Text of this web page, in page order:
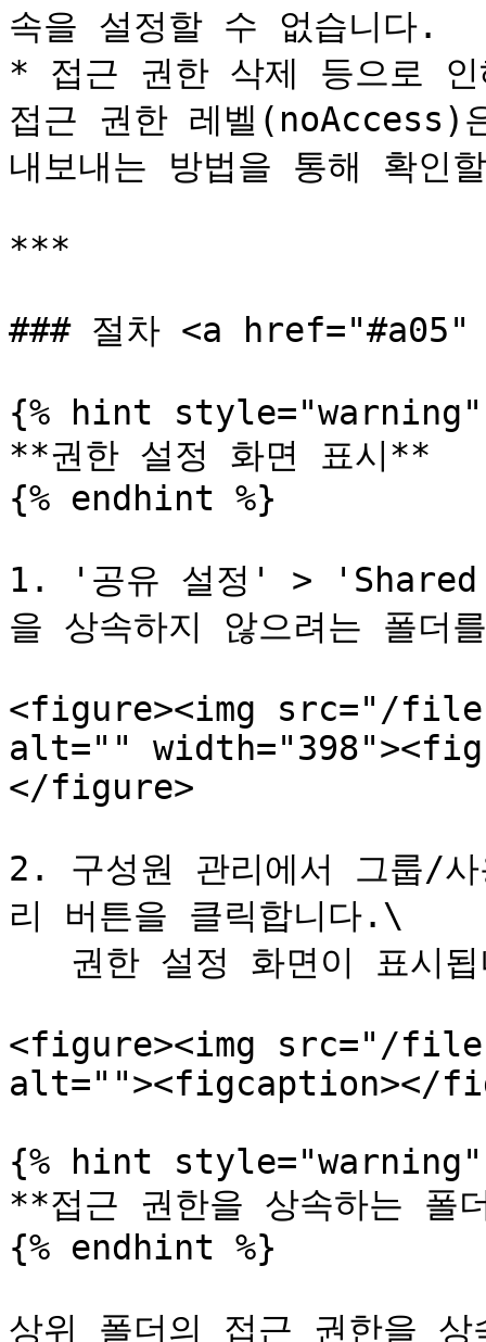
속을 설정할 수 없습니다.
* 접근 권한 삭제 등으로 인
접근 권한 레벨(noAccess)
내보내는 방법을 통해 확인
***
### 절차 <a
{% hint style="warning"
**권한 설정 화면 표시**
{% endhint %}
1. '공유 설정' > 'Shared
을 상속하지 않으려는 폴더
<figure><img src="/files/
alt=""
</figure>
2. 구성원 관리에서 그룹/사
리 버튼을 클릭합니다.\
<figure><img src="/files/
alt=""><figcaption></
{% hint style="warning"
**접근 권한을 상속하는 폴
{% endhint %}
상위 폴더의 접근 권한을